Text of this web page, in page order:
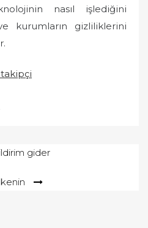
nasıl işlediğini
kurumların gizliliklerini
gider